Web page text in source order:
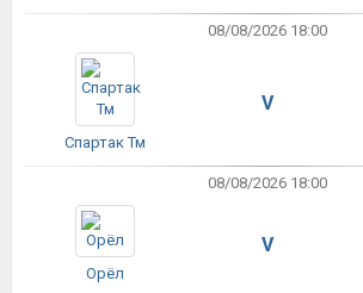
08/08/2026 18:00
Спартак Тм
V
08/08/2026 18:00
Орёл
V